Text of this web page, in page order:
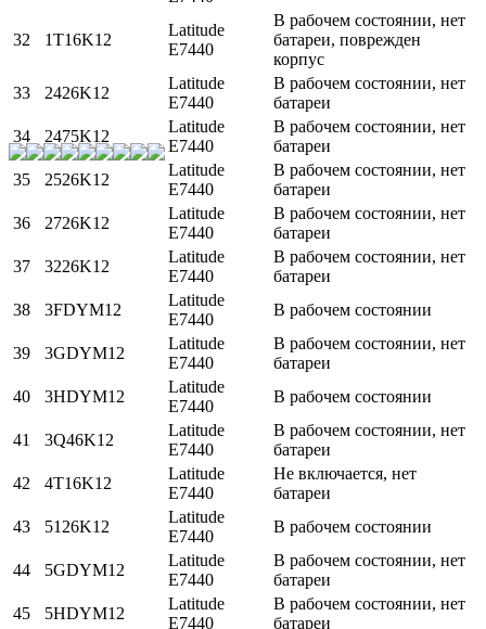
32 1T16K12
Latitude
E7440
В рабочем состоянии, нет
батареи, поврежден
корпус
33
2426K12
Latitude
E7440
В рабочем состоянии, нет
батареи
34
2475K12
Latitude
E7440
В рабочем состоянии, нет
батареи
35
2526K12
Latitude
E7440
В рабочем состоянии, нет
батареи
36
2726K12
Latitude
E7440
В рабочем состоянии, нет
батареи
37
3226K12
Latitude
E7440
В рабочем состоянии, нет
батареи
38
3FDYM12
Latitude
E7440
В рабочем состоянии
39 3GDYM12
Latitude
E7440
В рабочем состоянии, нет
батареи
40
3HDYM12
Latitude
E7440
В рабочем состоянии
41 3Q46K12
Latitude
E7440
В рабочем состоянии, нет
батареи
42
4T16K12
Latitude
E7440
Не включается, нет
батареи
43
5126K12
Latitude
E7440
В рабочем состоянии
44 5GDYM12
Latitude
E7440
В рабочем состоянии, нет
батареи
45
5HDYM12
Latitude
E7440
В рабочем состоянии, нет
батареи